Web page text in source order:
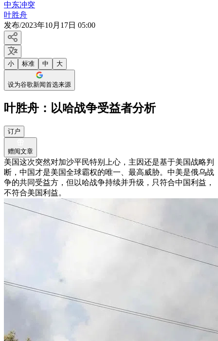
中东冲突
叶胜舟
发布/2023年10月17日 05:00
小 标准 中 大
设为谷歌新闻首选来源
叶胜舟：以哈战争受益者分析
订户
赠阅文章
美国这次突然对加沙平民特别上心，主因还是基于美国战略判
断，中国才是美国全球霸权的唯一、最高威胁。中美是俄乌战
争的共同受益方，但以哈战争持续并升级，只符合中国利益，
不符合美国利益。